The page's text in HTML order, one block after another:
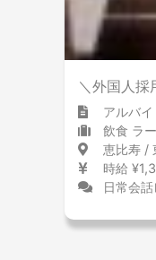
＼外国人
アルバイ
飲食 ラ
恵比寿 /
時給
日常会話